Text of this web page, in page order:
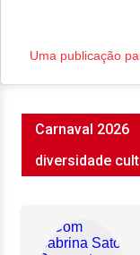
Uma publicação
Carnaval 2026
diversidade